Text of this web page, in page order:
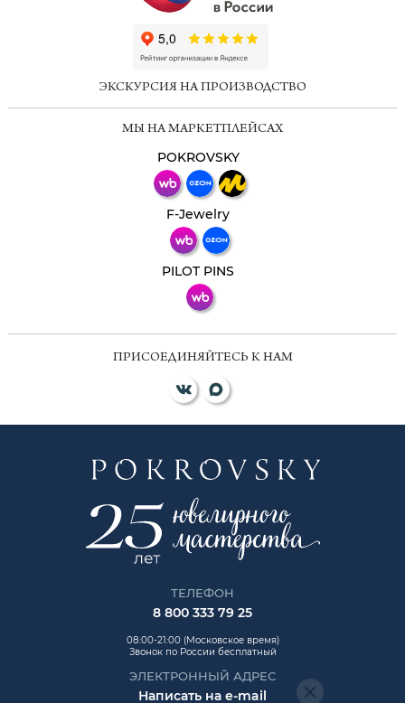
ЭКСКУРСИЯ НА ПРОИЗВОДСТВО
МЫ НА МАРКЕТПЛЕЙСАХ
POKROVSKY
F-Jewelry
PILOT PINS
ПРИСОЕДИНЯЙТЕСЬ К НАМ
ТЕЛЕФОН
8 800 333 79 25
08:00-21:00 (Московское время)
Звонок по России бесплатный
ЭЛЕКТРОННЫЙ АДРЕС
Написать на e-mail